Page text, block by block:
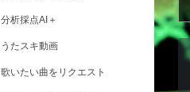
分析採点AI＋
うたスキ動画
歌いたい曲をリクエスト